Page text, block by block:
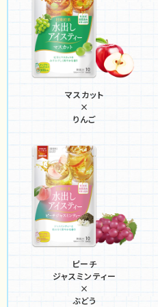
マスカット
×
りんご
ピーチ
ジャスミンティー
×
ぶどう